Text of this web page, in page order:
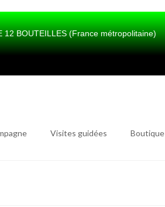
12 BOUTEILLES (France métropolitaine)
Visites guidées Boutique